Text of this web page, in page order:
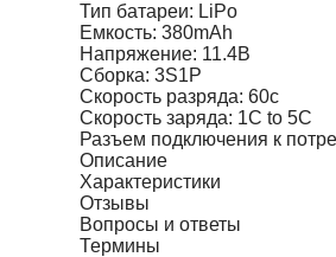
Тип батареи: LiPo
Емкость: 380mAh
Напряжение: 11.4В
Сборка: 3S1P
Скорость разряда: 60c
Скорость заряда: 1C to 5C
Разъем подключения к
Описание
Характеристики
Отзывы
Вопросы и ответы
Термины